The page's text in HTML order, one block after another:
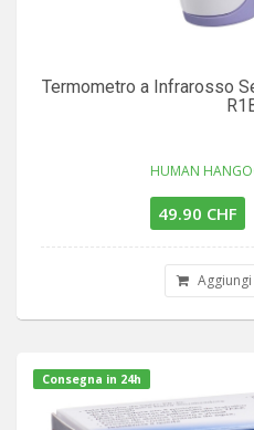
Termometro a Infrarosso
HUMAN
49.90 CHF
Consegna in 24h